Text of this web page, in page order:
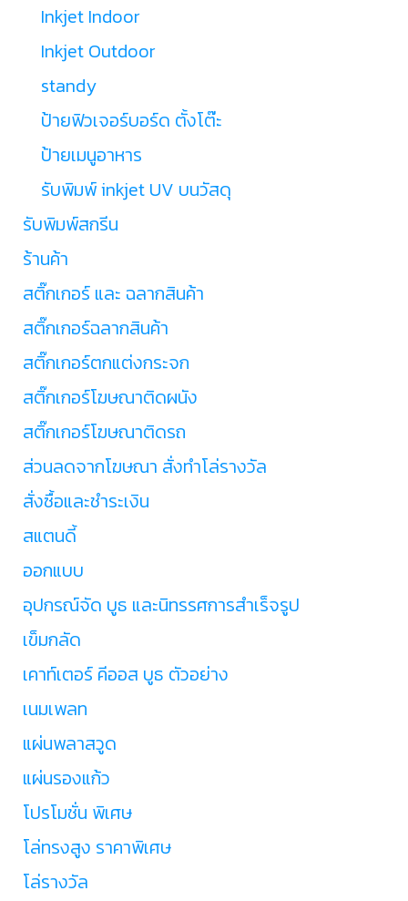
Inkjet Indoor
Inkjet Outdoor
standy
ป้ายฟิวเจอร์บอร์ด ตั้งโต๊ะ
ป้ายเมนูอาหาร
รับพิมพ์ inkjet UV บนวัสดุ
รับพิมพ์สกรีน
ร้านค้า
สติ๊กเกอร์ และ ฉลากสินค้า
สติ๊กเกอร์ฉลากสินค้า
สติ๊กเกอร์ตกแต่งกระจก
สติ๊กเกอร์โฆษณาติดผนัง
สติ๊กเกอร์โฆษณาติดรถ
ส่วนลดจากโฆษณา สั่งทำโล่รางวัล
สั่งซื้อและชำระเงิน
สแตนดี้
ออกแบบ
อุปกรณ์จัด บูธ และนิทรรศการสำเร็จรูป
เข็มกลัด
เคาท์เตอร์ คีออส บูธ ตัวอย่าง
เนมเพลท
แผ่นพลาสวูด
แผ่นรองแก้ว
โปรโมชั่น พิเศษ
โล่ทรงสูง ราคาพิเศษ
โล่รางวัล